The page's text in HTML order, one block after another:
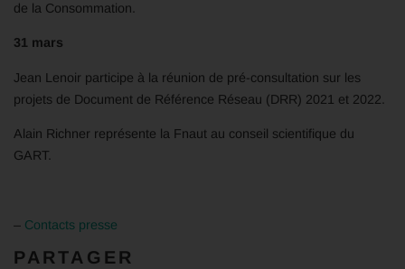
de la Consommation.
31 mars
Jean Lenoir participe à la réunion de pré-consultation sur les
projets de Document de Référence Réseau (DRR) 2021 et 2022.
Alain Richner représente la Fnaut au conseil scientifique du
GART.
– Contacts presse
PARTAGER